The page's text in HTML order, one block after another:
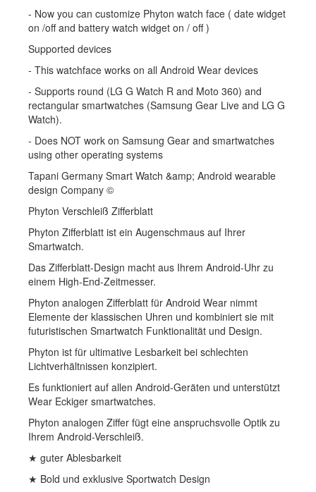
- Now you can customize Phyton watch face ( date widget
on /off and battery watch widget on / off )
Supported devices
- This watchface works on all Android Wear devices
- Supports round (LG G Watch R and Moto 360) and
rectangular smartwatches (Samsung Gear Live and LG G
Watch).
- Does NOT work on Samsung Gear and smartwatches
using other operating systems
Tapani Germany Smart Watch &amp; Android wearable
design Company ©
Phyton Verschleiß Zifferblatt
Phyton Zifferblatt ist ein Augenschmaus auf Ihrer
Smartwatch.
Das Zifferblatt-Design macht aus Ihrem Android-Uhr zu
einem High-End-Zeitmesser.
Phyton analogen Zifferblatt für Android Wear nimmt
Elemente der klassischen Uhren und kombiniert sie mit
futuristischen Smartwatch Funktionalität und Design.
Phyton ist für ultimative Lesbarkeit bei schlechten
Lichtverhältnissen konzipiert.
Es funktioniert auf allen Android-Geräten und unterstützt
Wear Eckiger smartwatches.
Phyton analogen Ziffer fügt eine anspruchsvolle Optik zu
Ihrem Android-Verschleiß.
★ guter Ablesbarkeit
★ Bold und exklusive Sportwatch Design